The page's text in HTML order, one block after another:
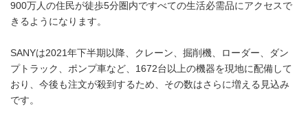
900万人の住民が徒歩5分圏内ですべての生活必需品にアクセスで
きるようになります。
SANYは2021年下半期以降、クレーン、掘削機、ローダー、ダン
プトラック、ポンプ車など、1672台以上の機器を現地に配備して
おり、今後も注文が殺到するため、その数はさらに増える見込み
です。